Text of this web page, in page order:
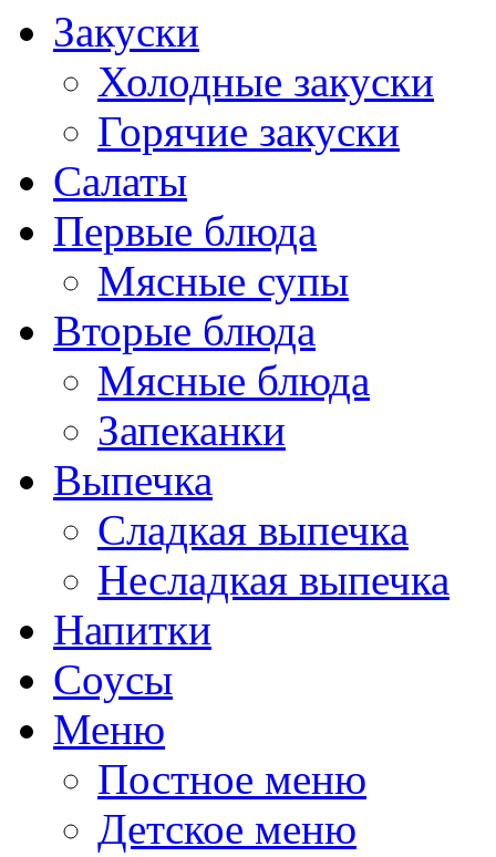
Закуски
Холодные закуски
Горячие закуски
Салаты
Первые блюда
Мясные супы
Вторые блюда
Мясные блюда
Запеканки
Выпечка
Сладкая выпечка
Несладкая выпечка
Напитки
Соусы
Меню
Постное меню
Детское меню